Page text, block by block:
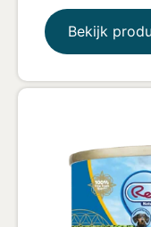
Bekijk